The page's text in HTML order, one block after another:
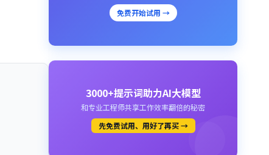
免费开始试用 →
3000+提示词助力AI大模型
和专业工程师共享工作效率翻倍的秘密
先免费试用、用好了再买 →